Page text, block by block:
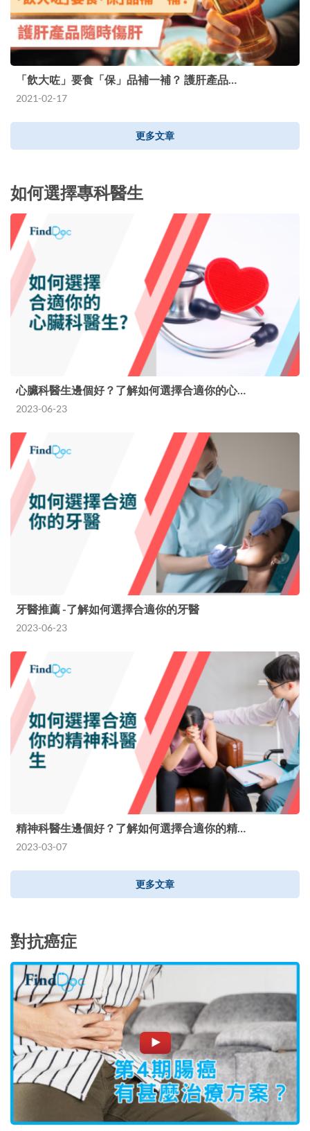
「飲大咗」要食「保」品補一補？ 護肝產品…
2021-02-17
更多文章
如何選擇專科醫生
心臟科醫生邊個好？了解如何選擇合適你的心…
2023-06-23
牙醫推薦 -了解如何選擇合適你的牙醫
2023-06-23
精神科醫生邊個好？了解如何選擇合適你的精…
2023-03-07
更多文章
對抗癌症